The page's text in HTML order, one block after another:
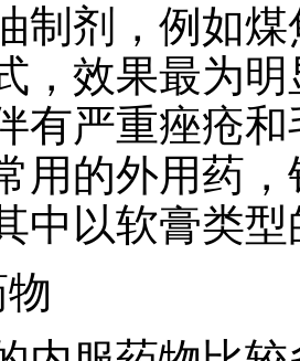
制剂，例如
，效果最为
有严重痤疮
用的外用药
中以软膏类